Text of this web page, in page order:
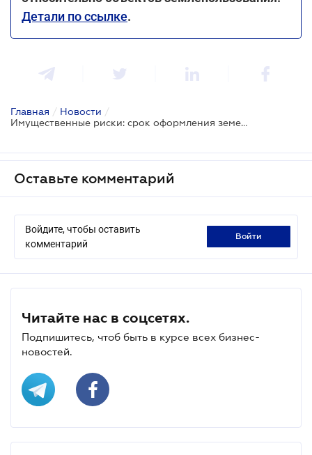
Детали по ссылке.
Главная / Новости /
Имущественные риски: срок оформления земельных паев продолжат до 2028 года
Оставьте комментарий
Войдите, чтобы оставить
комментарий
войти
Читайте нас в соцсетях.
Подпишитесь, чтоб быть в курсе всех бизнес-
новостей.